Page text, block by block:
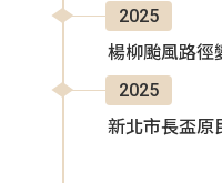
2025
楊柳颱風路徑
2025
新北市長盃原